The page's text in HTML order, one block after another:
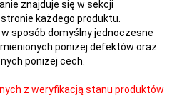
znajduje się w sekcji
stronie każdego produktu.
sposób domyślny jednoczesne
poniżej defektów oraz
poniżej cech.
z weryfikacją stanu produktów